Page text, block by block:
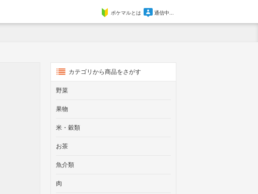
ポケマルとは 通信中...
カテゴリから商品をさがす
野菜
果物
米・穀類
お茶
魚介類
肉